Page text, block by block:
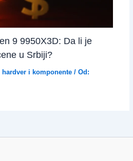
9 9950X3D: Da li je
u Srbiji?
hardver i komponente/ Od: